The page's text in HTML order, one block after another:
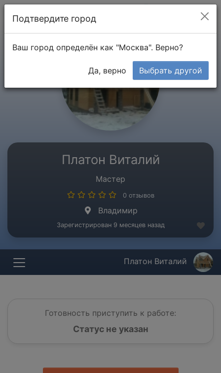
Платон Виталий
Мастер
0 отзывов
Владимир
Зарегистрирован 9 месяцев назад
Платон Виталий
Готовность приступить к работе:
Статус не указан
Подтвердите город
Ваш город определён как "Москва". Верно?
Да, верно Выбрать другой